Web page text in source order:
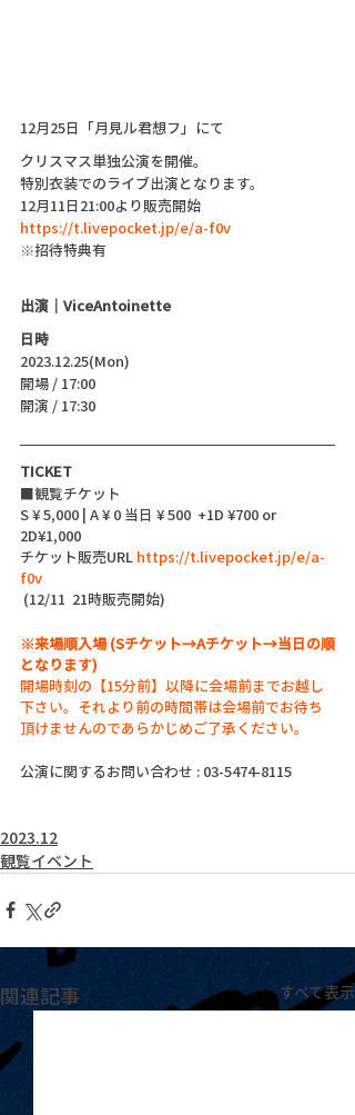
12月25日「月見ル君想フ」にて
クリスマス単独公演を開催。
特別衣装でのライブ出演となります。
12月11日21:00より販売開始
https://t.livepocket.jp/e/a-f0v
※招待特典有
出演｜ViceAntoinette
日時
2023.12.25(Mon)
開場 / 17:00
開演 / 17:30
TICKET
■観覧チケット
S ¥ 5,000 | A ¥ 0 当日 ¥ 500  +1D ¥700 or
2D¥1,000
チケット販売URL https://t.livepocket.jp/e/a-
f0v
(12/11  21時販売開始)
※来場順入場 (Sチケット→Aチケット→当日の順
となります)
開場時刻の【15分前】以降に会場前までお越し
下さい。それより前の時間帯は会場前でお待ち
頂けませんのであらかじめご了承ください。
公演に関するお問い合わせ : 03-5474-8115
2023.12
観覧イベント
関連記事 すべて表示